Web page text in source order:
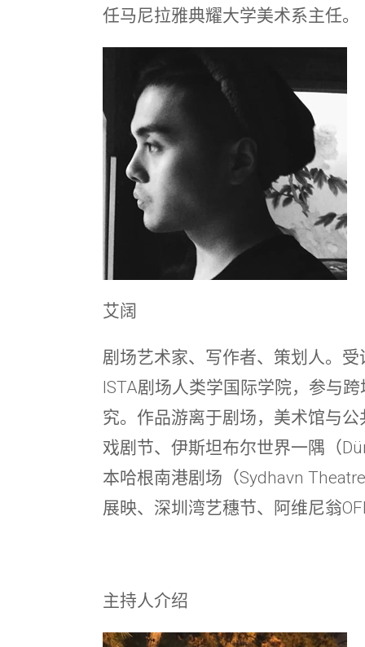
任马尼拉雅典耀大学美术系主任。
艾阔
剧场艺术家、写作者、策划人。
ISTA剧场人类学国际学院，参与
究。作品游离于剧场，美术馆与
戏剧节、伊斯坦布尔世界一隅（
本哈根南港剧场（Sydhavn
展映、深圳湾艺穗节、阿维尼翁
主持人介绍